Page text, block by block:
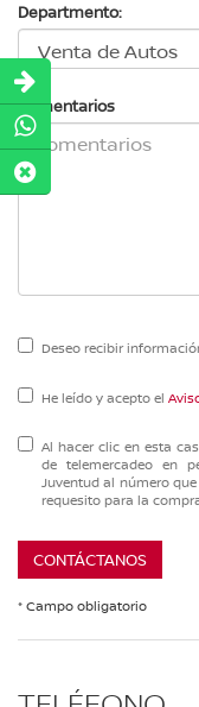
Departmento:
Comentarios
Deseo recibir
He leído y acepto el
Al hacer clic en esta
de telemercadeo en
Juventud al número
requesito para la
CONTÁCTANOS
* Campo obligatorio